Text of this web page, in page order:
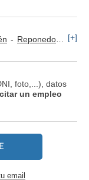
Reponedor y Cajero [+]
foto,...), datos
un empleo
email